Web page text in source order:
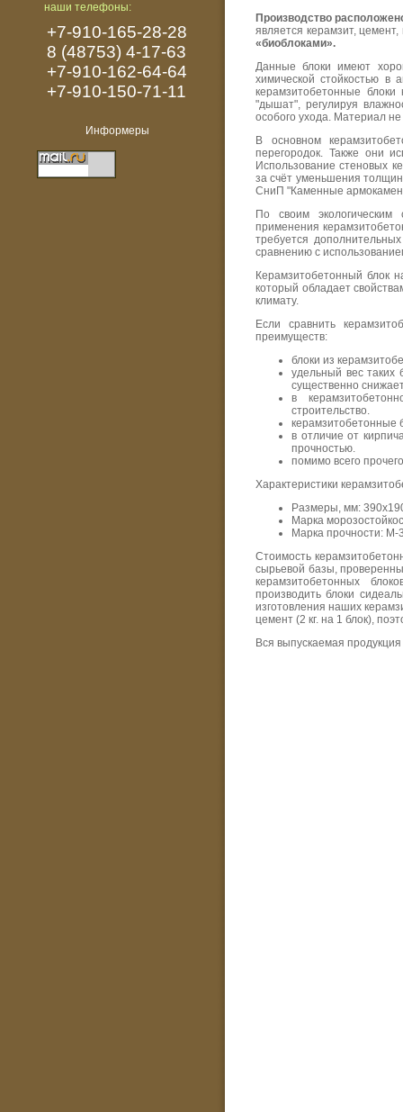
наши телефоны:
+7-910-165-28-28
8 (48753) 4-17-63
+7-910-162-64-64
+7-910-150-71-11
Информеры
Производство
является керамзит,
«биоблоками».
Данные блоки имеют
химической стойкостью в
керамзитобетонные
"дышат", регулируя
особого ухода. Материал
В основном
перегородок. Также они
Использование стеновых
за счёт уменьшения
СниП "Каменные
По своим экологическим
применения
требуется
сравнению с
Керамзитобетонный блок
который обладает
климату.
Если сравнить
преимуществ:
блоки из
удельный вес таких
существенно
в
строительство.
керамзитобетонные
в отличие от
прочностью.
помимо всего
Характеристики
Размеры, мм:
Марка
Марка прочности:
Стоимость
сырьевой базы,
керамзитобетонных
производить блоки
изготовления наших
цемент (2 кг. на 1 блок),
Вся выпускаемая